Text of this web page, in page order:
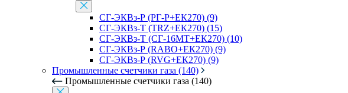
СГ-ЭКВз-Р (РГ-Р+ЕК270) (9)
СГ-ЭКВз-Т (TRZ+ЕК270) (15)
СГ-ЭКВз-Т (СГ-16МТ+ЕК270) (10)
СГ-ЭКВз-Р (RABO+ЕК270) (9)
СГ-ЭКВз-Р (RVG+ЕК270) (9)
Промышленные счетчики газа (140)
Промышленные счетчики газа (140)